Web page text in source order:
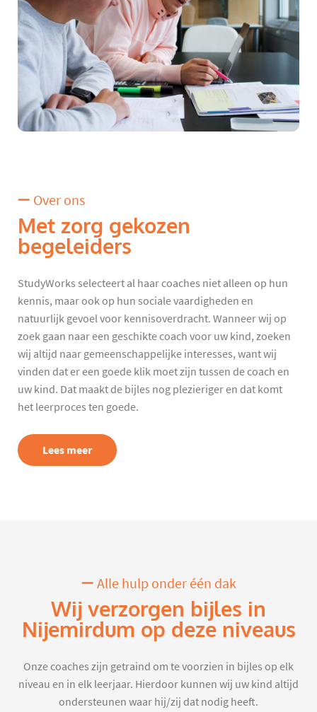
Over ons
Met zorg gekozen
begeleiders
StudyWorks selecteert al haar coaches niet alleen op hun
kennis, maar ook op hun sociale vaardigheden en
natuurlijk gevoel voor kennisoverdracht. Wanneer wij op
zoek gaan naar een geschikte coach voor uw kind, zoeken
wij altijd naar gemeenschappelijke interesses, want wij
vinden dat er een goede klik moet zijn tussen de coach en
uw kind. Dat maakt de bijles nog plezieriger en dat komt
het leerproces ten goede.
Lees meer
Alle hulp onder één dak
Wij verzorgen bijles in
Nijemirdum op deze niveaus
Onze coaches zijn getraind om te voorzien in bijles op elk
niveau en in elk leerjaar. Hierdoor kunnen wij uw kind altijd
ondersteunen waar hij/zij dat nodig heeft.